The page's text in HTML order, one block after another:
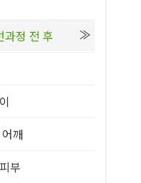
과정 전 후
깨
부